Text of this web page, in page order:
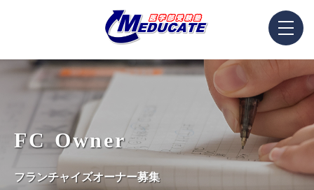
FC Owner
フランチャイズオーナー募集